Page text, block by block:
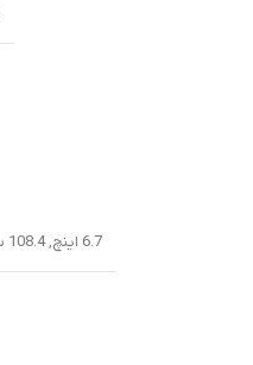
6.7 اینچ, 108.4 سانتیمتر مربع (نسبت سطح صفحه نمایش به بدنه در حدود 87.4 درصد)